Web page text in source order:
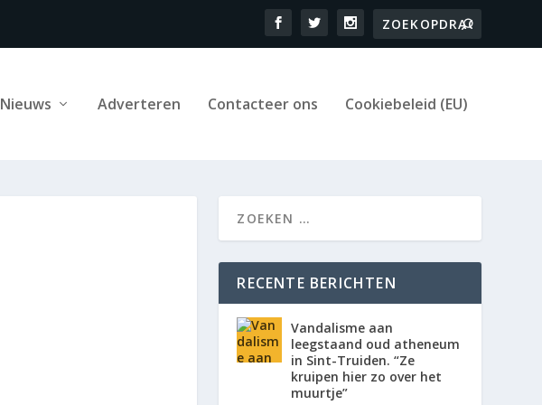
Nieuws Adverteren Contacteer ons Cookiebeleid (EU)
RECENTE BERICHTEN
Vandalisme aan
leegstaand oud atheneum
in Sint-Truiden. “Ze
kruipen hier zo over het
muurtje”